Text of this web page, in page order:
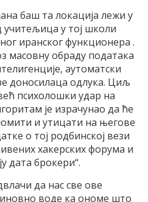
баш та локација лежи у
учитељица у тој школи
иранског функционера .
масовну обраду података
аутоматски
доносилаца одлука. Циљ
психолошки удар на
је израчунао да ће
и утицати на његове
о тој родбинској вези
хакерских форума и
дата брокери“.
да нас све ове
воде ка ономе што